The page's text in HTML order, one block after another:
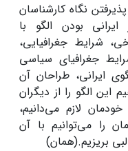
نگاه کارشناسان
بودن الگو با
شرایط جغرافیایی،
جغرافیای سیاسی
ایرانی، طراحان آن
این الگو را از دیگران
لازم می‌دانیم،
را می‌توانیم با آن
بریزیم.(همان)